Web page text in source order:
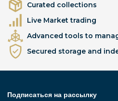
Curated collections
Live Market trading
Advanced tools to
Secured storage and
Подписаться на рассылку